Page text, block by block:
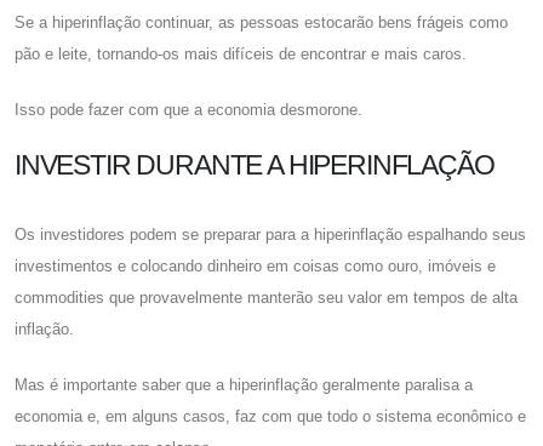
Se a hiperinflação continuar, as pessoas estocarão bens frágeis como
pão e leite, tornando-os mais difíceis de encontrar e mais caros.
Isso pode fazer com que a economia desmorone.
INVESTIR DURANTE A HIPERINFLAÇÃO
Os investidores podem se preparar para a hiperinflação espalhando seus
investimentos e colocando dinheiro em coisas como ouro, imóveis e
commodities que provavelmente manterão seu valor em tempos de alta
inflação.
Mas é importante saber que a hiperinflação geralmente paralisa a
economia e, em alguns casos, faz com que todo o sistema econômico e